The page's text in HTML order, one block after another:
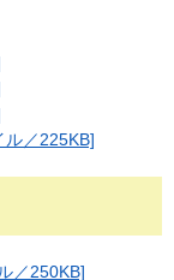
／225KB]
／250KB]